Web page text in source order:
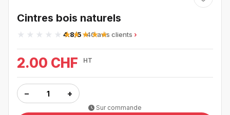
Cintres bois naturels
4.8/5· 40 avis clients
2.00 CHF HT
− +
Sur commande